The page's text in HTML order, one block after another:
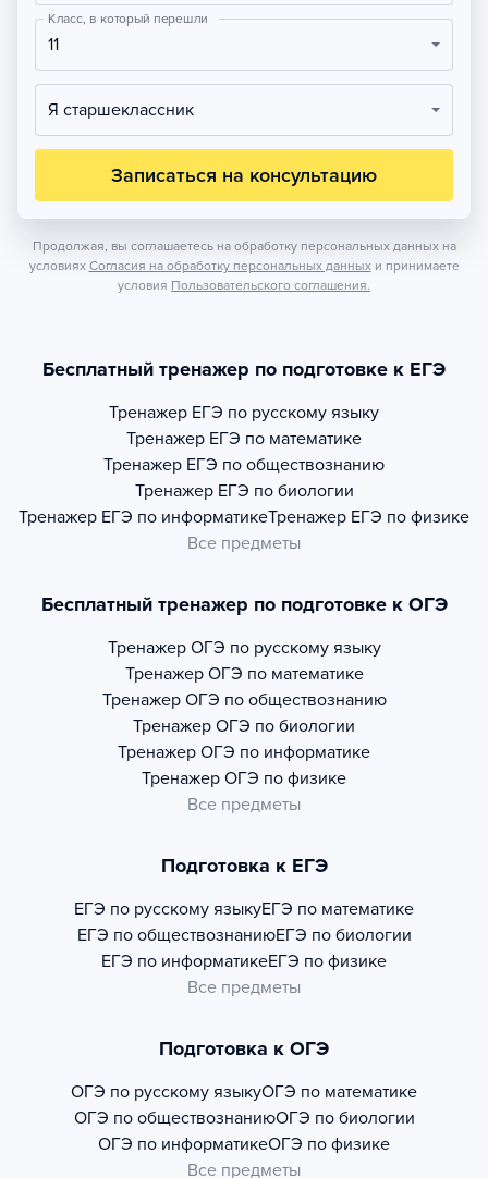
Класс, в который перешли
11
Я старшеклассник
Записаться на консультацию
Продолжая, вы соглашаетесь на обработку персональных данных на
условиях Согласия на обработку персональных данных и принимаете
условия Пользовательского соглашения.
Бесплатный тренажер по подготовке к ЕГЭ
Тренажер ЕГЭ по русскому языку
Тренажер ЕГЭ по математике
Тренажер ЕГЭ по обществознанию
Тренажер ЕГЭ по биологии
Тренажер ЕГЭ по информатикеТренажер ЕГЭ по физике
Все предметы
Бесплатный тренажер по подготовке к ОГЭ
Тренажер ОГЭ по русскому языку
Тренажер ОГЭ по математике
Тренажер ОГЭ по обществознанию
Тренажер ОГЭ по биологии
Тренажер ОГЭ по информатике
Тренажер ОГЭ по физике
Все предметы
Подготовка к ЕГЭ
ЕГЭ по русскому языкуЕГЭ по математике
ЕГЭ по обществознаниюЕГЭ по биологии
ЕГЭ по информатикеЕГЭ по физике
Все предметы
Подготовка к ОГЭ
ОГЭ по русскому языкуОГЭ по математике
ОГЭ по обществознаниюОГЭ по биологии
ОГЭ по информатикеОГЭ по физике
Все предметы